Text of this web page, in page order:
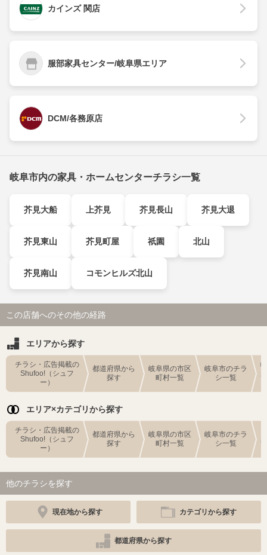
カインズ 関店
服部家具センター/岐阜県エリア
DCM/各務原店
岐阜市内の家具・ホームセンターチラシ一覧
芥見大船 上芥見 芥見長山 芥見大退
芥見東山 芥見町屋 祇園 北山
芥見南山 コモンヒルズ北山
この店舗へのその他の経路
エリアから探す
チラシ・広告掲載の
Shufoo!（シュフ
ー）
都道府県から
探す
岐阜県の市区
町村一覧
岐阜市のチラ
シ一覧
エリア×カテゴリから探す
チラシ・広告掲載の
Shufoo!（シュフ
ー）
都道府県から
探す
岐阜県の市区
町村一覧
岐阜市のチラ
シ一覧
他のチラシを探す
現在地から探す カテゴリから探す
都道府県から探す